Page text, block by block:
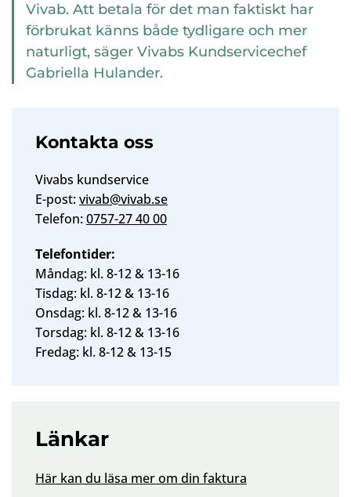
Vivab. Att betala för det man faktiskt har
förbrukat känns både tydligare och mer
naturligt, säger Vivabs Kundservicechef
Gabriella Hulander.
Kontakta oss
Vivabs kundservice
E-post:vivab@vivab.se
Telefon:0757-27 40 00
Telefontider:
Måndag: kl. 8-12 & 13-16
Tisdag: kl. 8-12 & 13-16
Onsdag: kl. 8-12 & 13-16
Torsdag: kl. 8-12 & 13-16
Fredag: kl. 8-12 & 13-15
Länkar
Här kan du läsa mer om din faktura